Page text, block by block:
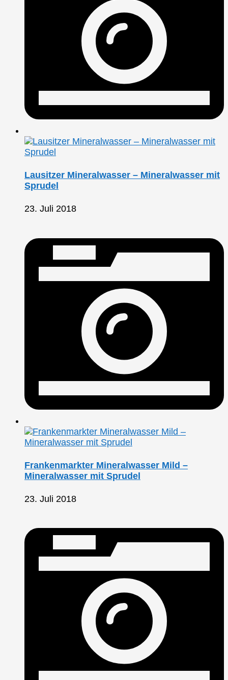
Lausitzer Mineralwasser – Mineralwasser mit
Sprudel
23. Juli 2018
Frankenmarkter Mineralwasser Mild –
Mineralwasser mit Sprudel
23. Juli 2018